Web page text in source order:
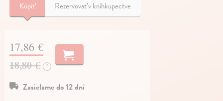
Kúpiť Rezervovať v kníhkupectve
17,86 €
18,80 €
?
Zasielame do 12 dní